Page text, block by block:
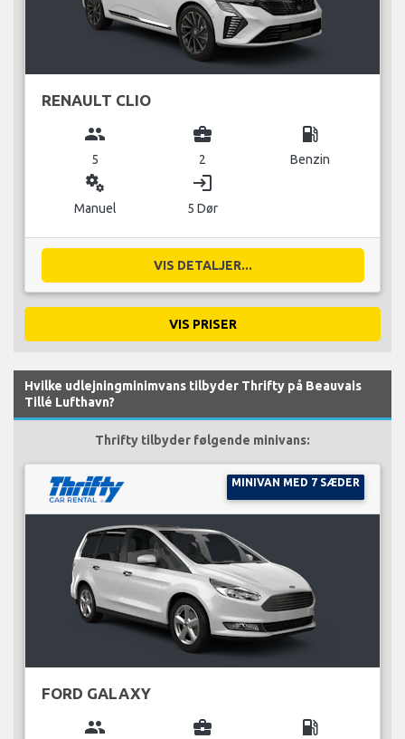
RENAULT CLIO
group
5
business_center
2
local_gas_station
Benzin
miscellaneous_services
Manuel
login
5 Dør
VIS DETALJER...
VIS PRISER
Hvilke udlejningminimvans tilbyder Thrifty på Beauvais
Tillé Lufthavn?
Thrifty tilbyder følgende minivans:
MINIVAN MED 7 SÆDER
FORD GALAXY
group business_center local_gas_station